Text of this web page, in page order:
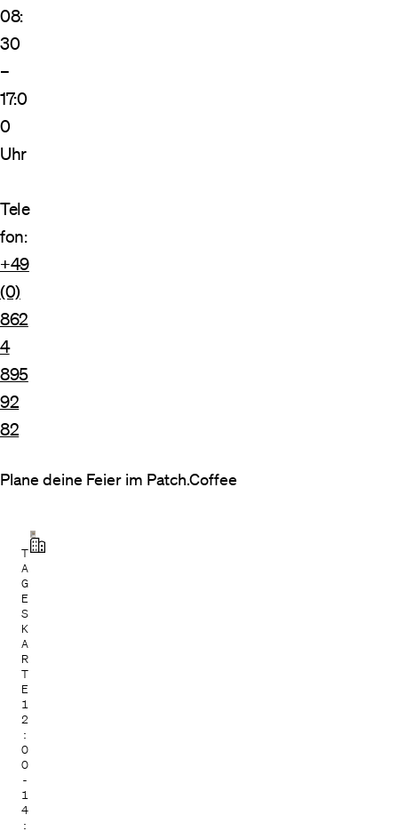
08:
30
–
17:0
0
Uhr
Tele
fon:
+49
(0)
862
4
895
92
82
Plane deine Feier im Patch.Coffee
T
A
G
E
S
K
A
R
T
E
1
2
:
0
0
-
1
4
: